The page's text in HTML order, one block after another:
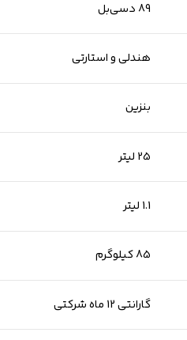
89 دسی‌بل
هندلی و استارتی
بنزین
25 لیتر
1.1 لیتر
85 کیلوگرم
گارانتی 12 ماه شرکتی